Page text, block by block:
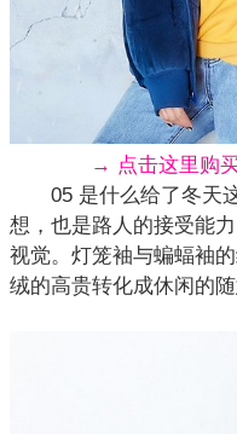
→ 点击这里购
05 是什么给了冬天这
想，也是路人的接受能
视觉。灯笼袖与蝙蝠袖
绒的高贵转化成休闲的随